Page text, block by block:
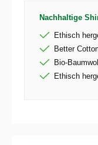
Nachhaltige
Ethisch
Better
Bio-
Ethisch